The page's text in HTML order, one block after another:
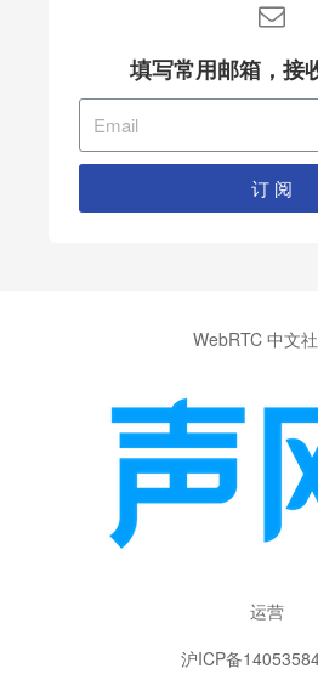
填写常用邮箱，接
订 阅
WebRTC 中文
运营
沪ICP备